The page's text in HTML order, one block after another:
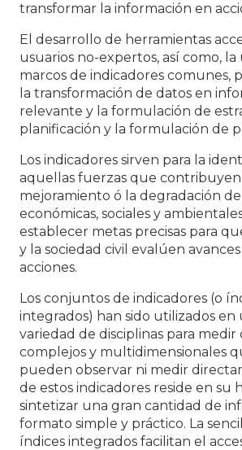
transformar la información en
El desarrollo de herramientas
usuarios no-expertos, así como,
marcos de indicadores comunes,
la transformación de datos en
relevante y la formulación de
planificación y la formulación de
Los indicadores sirven para la
aquellas fuerzas que contribuyen
mejoramiento ó la degradación
económicas, sociales y
establecer metas precisas para
y la sociedad civil evalúen
acciones.
Los conjuntos de indicadores (o
integrados) han sido utilizados en
variedad de disciplinas para
complejos y multidimensionales
pueden observar ni medir
de estos indicadores reside en su
sintetizar una gran cantidad de
formato simple y práctico. La
índices integrados facilitan el